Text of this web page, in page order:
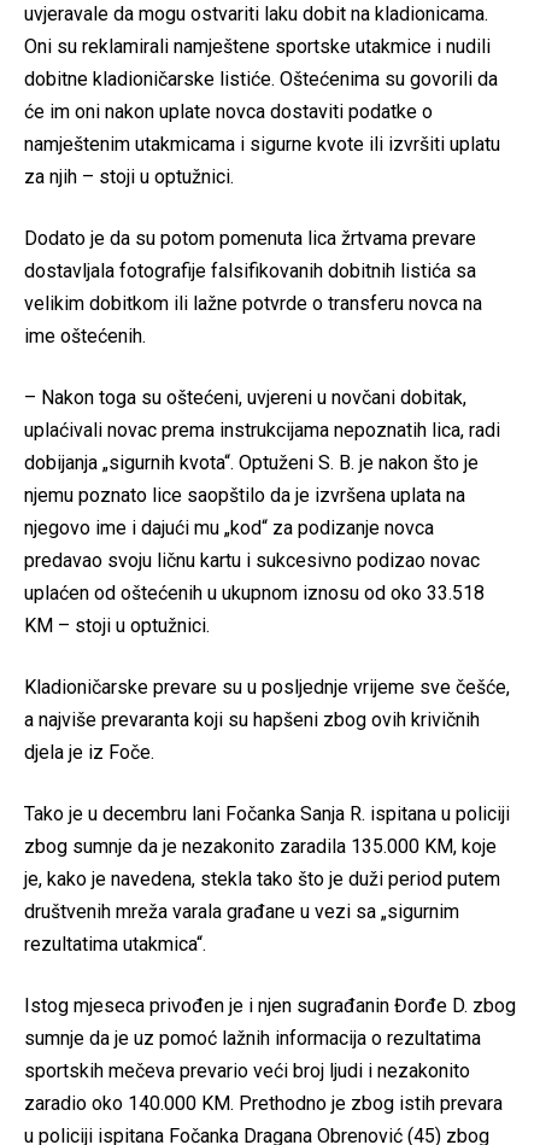
uvjeravale da mogu ostvariti laku dobit na kladionicama.
Oni su reklamirali namještene sportske utakmice i nudili
dobitne kladioničarske listiće. Oštećenima su govorili da
će im oni nakon uplate novca dostaviti podatke o
namještenim utakmicama i sigurne kvote ili izvršiti uplatu
za njih – stoji u optužnici.
Dodato je da su potom pomenuta lica žrtvama prevare
dostavljala fotografije falsifikovanih dobitnih listića sa
velikim dobitkom ili lažne potvrde o transferu novca na
ime oštećenih.
– Nakon toga su oštećeni, uvjereni u novčani dobitak,
uplaćivali novac prema instrukcijama nepoznatih lica, radi
dobijanja „sigurnih kvota“. Optuženi S. B. je nakon što je
njemu poznato lice saopštilo da je izvršena uplata na
njegovo ime i dajući mu „kod“ za podizanje novca
predavao svoju ličnu kartu i sukcesivno podizao novac
uplaćen od oštećenih u ukupnom iznosu od oko 33.518
KM – stoji u optužnici.
Kladioničarske prevare su u posljednje vrijeme sve češće,
a najviše prevaranta koji su hapšeni zbog ovih krivičnih
djela je iz Foče.
Tako je u decembru lani Fočanka Sanja R. ispitana u policiji
zbog sumnje da je nezakonito zaradila 135.000 KM, koje
je, kako je navedena, stekla tako što je duži period putem
društvenih mreža varala građane u vezi sa „sigurnim
rezultatima utakmica“.
Istog mjeseca privođen je i njen sugrađanin Đorđe D. zbog
sumnje da je uz pomoć lažnih informacija o rezultatima
sportskih mečeva prevario veći broj ljudi i nezakonito
zaradio oko 140.000 KM. Prethodno je zbog istih prevara
u policiji ispitana Fočanka Dragana Obrenović (45) zbog